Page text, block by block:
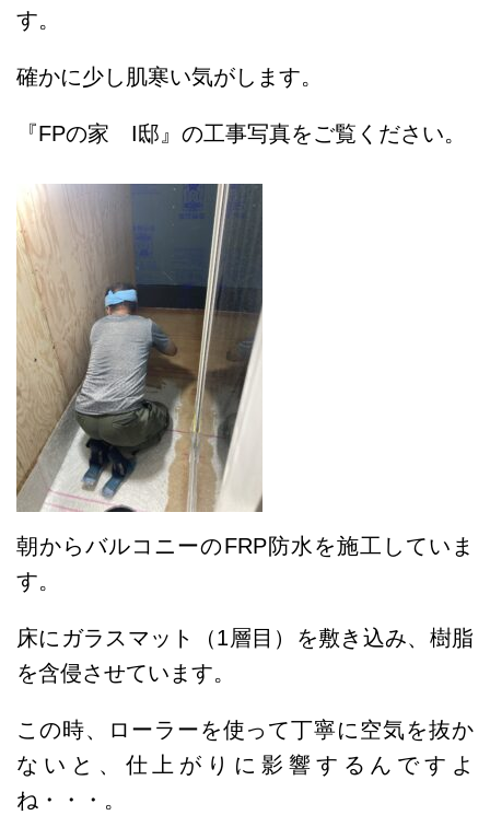
す。
確かに少し肌寒い気がします。
『FPの家 I邸』の工事写真をご覧ください。
朝からバルコニーのFRP防水を施工していま
す。
床にガラスマット（1層目）を敷き込み、樹脂
を含侵させています。
この時、ローラーを使って丁寧に空気を抜か
ないと、仕上がりに影響するんですよ
ね・・・。